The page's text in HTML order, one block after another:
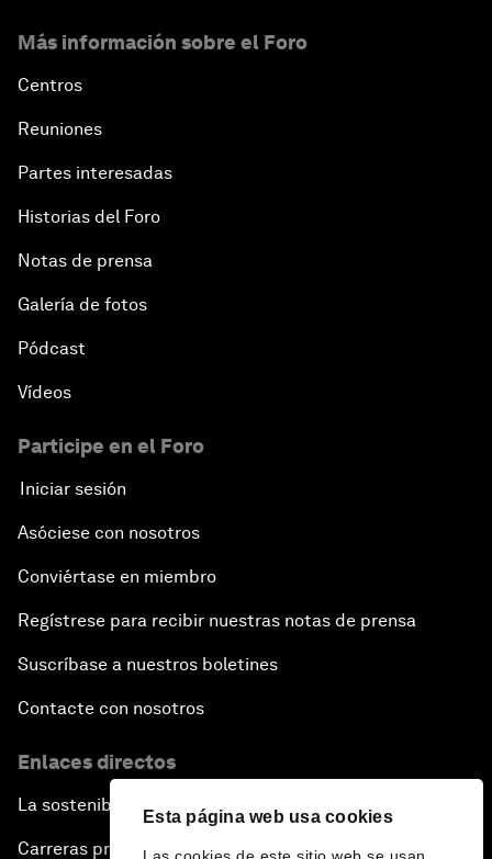
Esta página web usa cookies
Más información sobre el Foro
Centros
Reuniones
Partes interesadas
Historias del Foro
Notas de prensa
Galería de fotos
Pódcast
Vídeos
Participe en el Foro
Iniciar sesión
Asóciese con nosotros
Conviértase en miembro
Regístrese para recibir nuestras notas de prensa
Suscríbase a nuestros boletines
Contacte con nosotros
Enlaces directos
La sostenibilidad en el Foro
Carreras profesionales